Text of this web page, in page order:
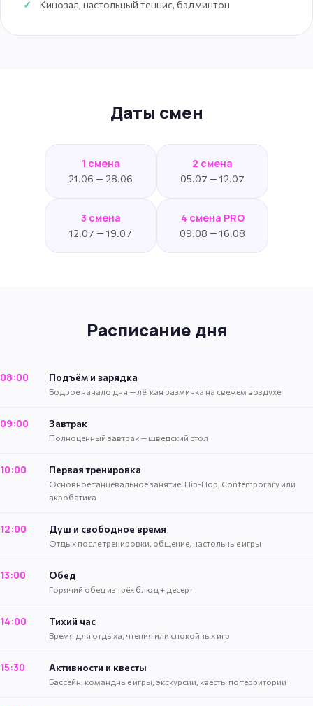
Кинозал, настольный теннис, бадминтон
Даты смен
1 смена
21.06 — 28.06
2 смена
05.07 — 12.07
3 смена
12.07 — 19.07
4 смена PRO
09.08 — 16.08
Расписание дня
08:00 Подъём и зарядка
Бодрое начало дня — лёгкая разминка на свежем воздухе
09:00 Завтрак
Полноценный завтрак — шведский стол
10:00 Первая тренировка
Основное танцевальное занятие: Hip-Hop, Contemporary или
акробатика
12:00 Душ и свободное время
Отдых после тренировки, общение, настольные игры
13:00 Обед
Горячий обед из трёх блюд + десерт
14:00 Тихий час
Время для отдыха, чтения или спокойных игр
15:30 Активности и квесты
Бассейн, командные игры, экскурсии, квесты по территории